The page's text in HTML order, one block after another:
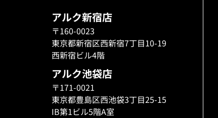
アルク新宿店
〒160-0023
東京都新宿区西新宿7丁目10-19
西新宿ビル4階
アルク池袋店
〒171-0021
東京都豊島区西池袋3丁目25-15
IB第1ビル5階A室